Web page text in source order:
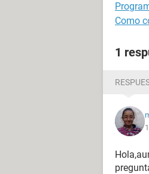
Como
1